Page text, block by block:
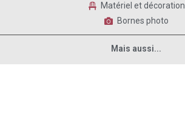
Matériel et décoration
Bornes photo
Mais aussi...